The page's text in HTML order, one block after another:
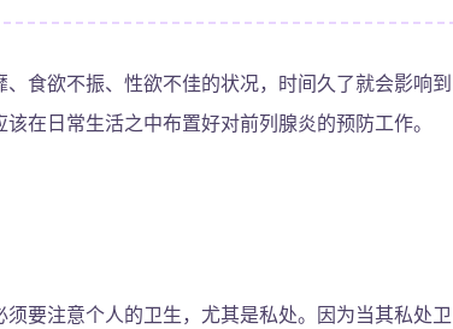
食欲不振、性欲不佳的状况，时间久了就会影响到
在日常生活之中布置好对前列腺炎的预防工作。
要注意个人的卫生，尤其是私处。因为当其私处卫